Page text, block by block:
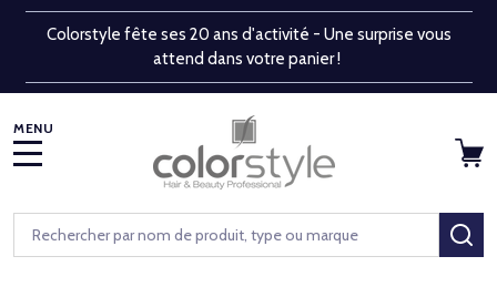
Colorstyle fête ses 20 ans d'activité - Une surprise vous
attend dans votre panier !
Rechercher